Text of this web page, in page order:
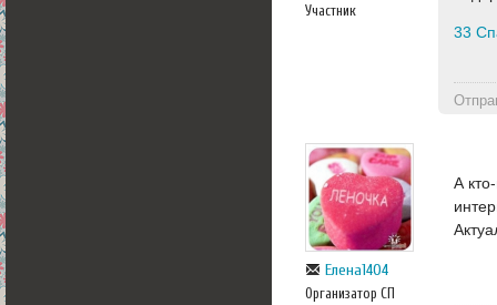
Участник
33
Елена1404
Организатор СП
А